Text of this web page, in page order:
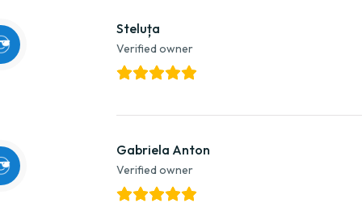
Steluța
Verified owner
Gabriela Anton
Verified owner